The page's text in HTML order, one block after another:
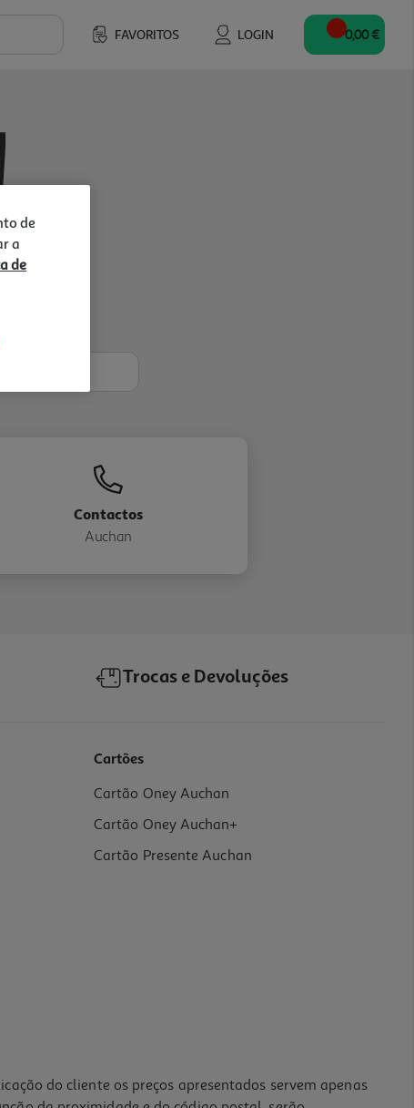
FAVORITOS LOGIN 0,00 €
Contactos
Auchan
Trocas e Devoluções
Cartões
Cartão Oney Auchan
Cartão Oney Auchan+
Cartão Presente Auchan
do cliente os preços apresentados servem apenas
de
a
de